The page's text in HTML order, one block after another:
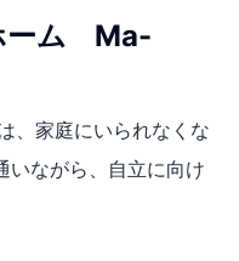
ーム Ma-
、家庭にいられなくな
いながら、自立に向け